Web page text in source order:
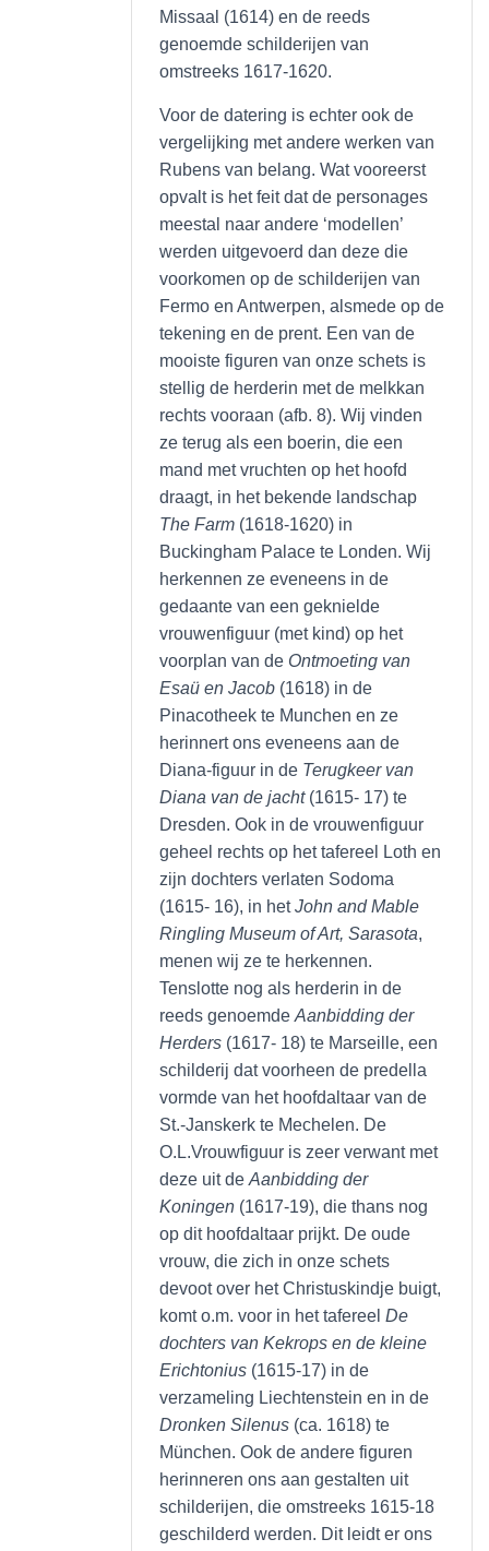
Missaal (1614) en de reeds
genoemde schilderijen van
omstreeks 1617-1620.
Voor de datering is echter ook de
vergelijking met andere werken van
Rubens van belang. Wat vooreerst
opvalt is het feit dat de personages
meestal naar andere ‘modellen’
werden uitgevoerd dan deze die
voorkomen op de schilderijen van
Fermo en Antwerpen, alsmede op de
tekening en de prent. Een van de
mooiste figuren van onze schets is
stellig de herderin met de melkkan
rechts vooraan (afb. 8). Wij vinden
ze terug als een boerin, die een
mand met vruchten op het hoofd
draagt, in het bekende landschap
The Farm(1618-1620) in
Buckingham Palace te Londen. Wij
herkennen ze eveneens in de
gedaante van een geknielde
vrouwenfiguur (met kind) op het
voorplan van de Ontmoeting van
Esaü en Jacob(1618) in de
Pinacotheek te Munchen en ze
herinnert ons eveneens aan de
Diana-figuur in de Terugkeer van
Diana van de jacht(1615- 17) te
Dresden. Ook in de vrouwenfiguur
geheel rechts op het tafereel Loth en
zijn dochters verlaten Sodoma
(1615- 16), in hetJohn and Mable
Ringling Museum of Art, Sarasota,
menen wij ze te herkennen.
Tenslotte nog als herderin in de
reeds genoemde Aanbidding der
Herders(1617- 18) te Marseille, een
schilderij dat voorheen de predella
vormde van het hoofdaltaar van de
St.-Janskerk te Mechelen. De
O.L.Vrouwfiguur is zeer verwant met
deze uit de Aanbidding der
Koningen(1617-19), die thans nog
op dit hoofdaltaar prijkt. De oude
vrouw, die zich in onze schets
devoot over het Christuskindje buigt,
komt o.m. voor in het tafereel De
dochters van Kekrops en de kleine
Erichtonius (1615-17) in de
verzameling Liechtenstein en in de
Dronken Silenus(ca. 1618) te
München. Ook de andere figuren
herinneren ons aan gestalten uit
schilderijen, die omstreeks 1615-18
geschilderd werden. Dit leidt er ons